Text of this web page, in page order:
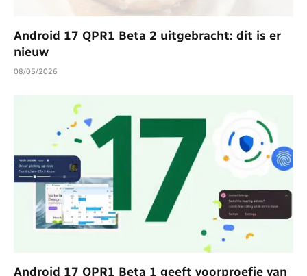
Android 17 QPR1 Beta 2 uitgebracht: dit is er
nieuw
08/05/2026
Android 17 QPR1 Beta 1 geeft voorproefje van